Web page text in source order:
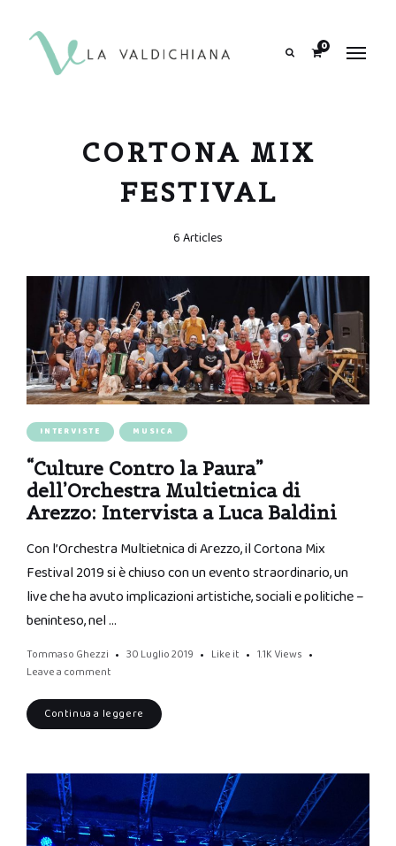
0
CORTONA MIX
FESTIVAL
6 Articles
INTERVISTE MUSICA
“Culture Contro la Paura”
dell’Orchestra Multietnica di
Arezzo: Intervista a Luca Baldini
Con l’Orchestra Multietnica di Arezzo, il Cortona Mix
Festival 2019 si è chiuso con un evento straordinario, un
live che ha avuto implicazioni artistiche, sociali e politiche –
beninteso, nel …
Tommaso Ghezzi 30 Luglio 2019 Like it 1.1K Views
Leave a comment
Continua a leggere